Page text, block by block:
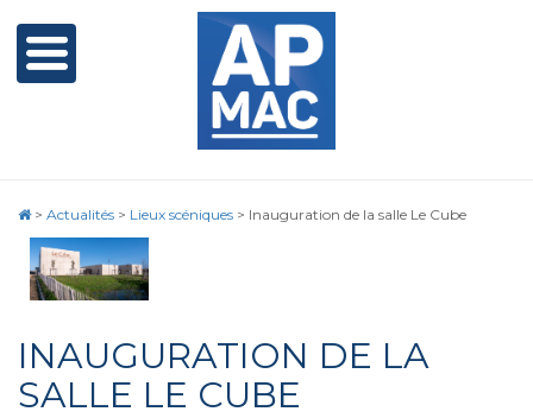
> Actualités > Lieux scéniques > Inauguration de la salle Le Cube
INAUGURATION DE LA
SALLE LE CUBE